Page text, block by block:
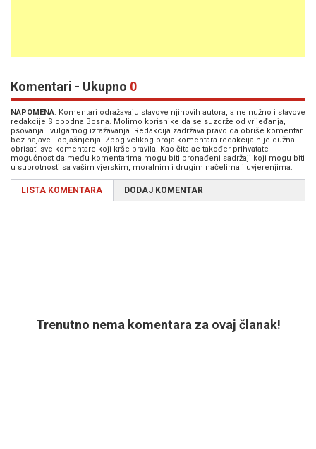
Komentari - Ukupno 0
NAPOMENA: Komentari odražavaju stavove njihovih autora, a ne nužno i stavove
redakcije Slobodna Bosna. Molimo korisnike da se suzdrže od vrijeđanja,
psovanja i vulgarnog izražavanja. Redakcija zadržava pravo da obriše komentar
bez najave i objašnjenja. Zbog velikog broja komentara redakcija nije dužna
obrisati sve komentare koji krše pravila. Kao čitalac također prihvatate
mogućnost da među komentarima mogu biti pronađeni sadržaji koji mogu biti
u suprotnosti sa vašim vjerskim, moralnim i drugim načelima i uvjerenjima.
LISTA KOMENTARA DODAJ KOMENTAR
Trenutno nema komentara za ovaj članak!